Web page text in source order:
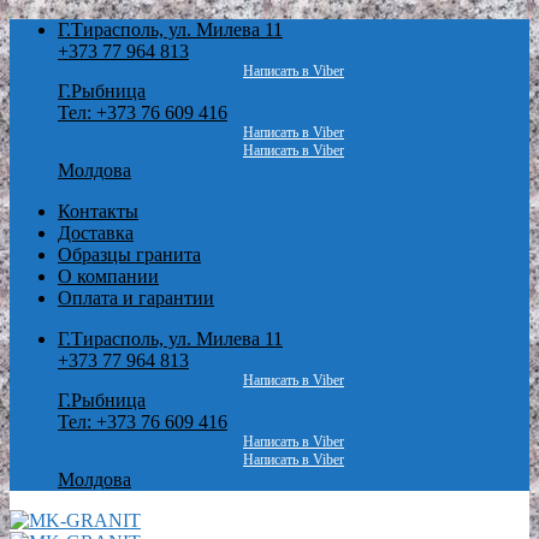
Skip
to
content
Г.Тирасполь, ул. Милева 11
+373 77 964 813
Написать в Viber
Г.Рыбница
Тел: +373 76 609 416
Написать в Viber
Написать в Viber
Молдова
Контакты
Доставка
Образцы гранита
О компании
Оплата и гарантии
Г.Тирасполь, ул. Милева 11
+373 77 964 813
Написать в Viber
Г.Рыбница
Тел: +373 76 609 416
Написать в Viber
Написать в Viber
Молдова